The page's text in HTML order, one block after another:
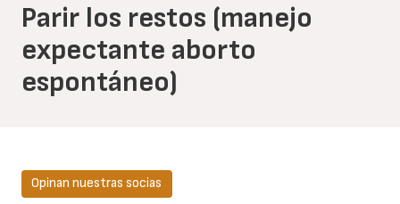
Parir los restos (manejo
expectante aborto
espontáneo)
Opinan nuestras socias